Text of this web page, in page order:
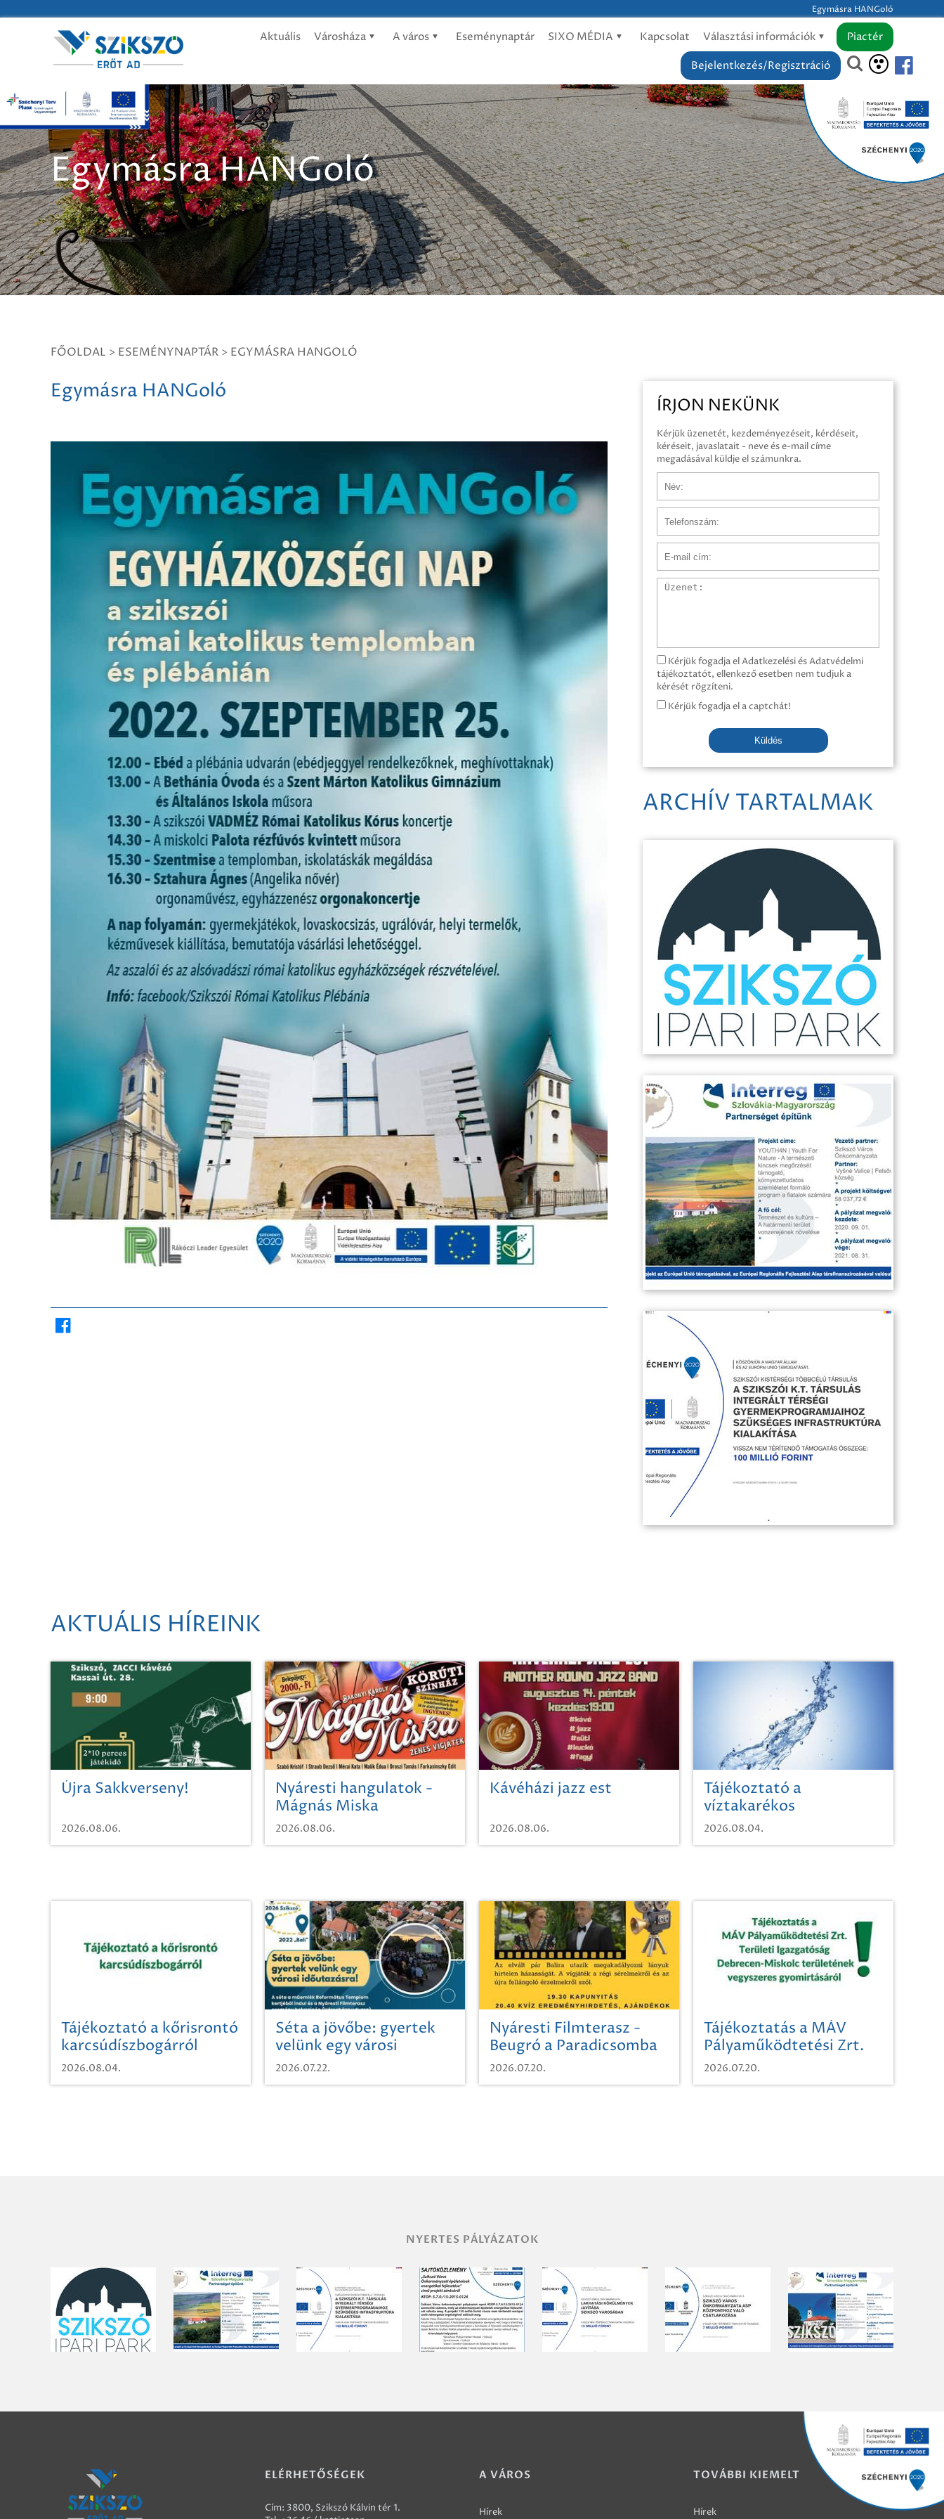
Egymásra HANGoló
Aktuális Városháza A város Eseménynaptár SIXO MÉDIA Kapcsolat Választási információk
Piactér
Bejelentkezés/Regisztráció
Egymásra HANGoló
FŐOLDAL > ESEMÉNYNAPTÁR > EGYMÁSRA HANGOLÓ
Egymásra HANGoló
ÍRJON NEKÜNK
Kérjük üzenetét, kezdeményezéseit, kérdéseit,
kéréseit, javaslatait - neve és e-mail címe
megadásával küldje el számunkra.
Üzenet
Kérjük fogadja el Adatkezelési és Adatvédelmi
tájékoztatót, ellenkező esetben nem tudjuk a
kérését rögzíteni.
Kérjük fogadja el a captchát!
Küldés
ARCHÍV TARTALMAK
AKTUÁLIS HÍREINK
Újra Sakkverseny!
2026.08.06.
Nyáresti hangulatok -
Mágnás Miska
2026.08.06.
Kávéházi jazz est
2026.08.06.
Tájékoztató a
víztakarékos
vízhasználatról
2026.08.04.
Tájékoztató a kőrisrontó
karcsúdíszbogárról
2026.08.04.
Séta a jövőbe: gyertek
velünk egy városi
időutazásra!
2026.07.22.
Nyáresti Filmterasz -
Beugró a Paradicsomba
2026.07.20.
Tájékoztatás a MÁV
Pályaműködtetési Zrt.
Területi Igazgatóság
Debrecen-Miskolc
2026.07.20.
NYERTES PÁLYÁZATOK
ELÉRHETŐSÉGEK
Cím: 3800, Szikszó Kálvin tér 1.
A VÁROS
Hírek
TOVÁBBI KIEMELT
Hírek